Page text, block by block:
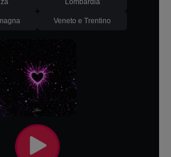
Lombardia
Veneto e Trentino